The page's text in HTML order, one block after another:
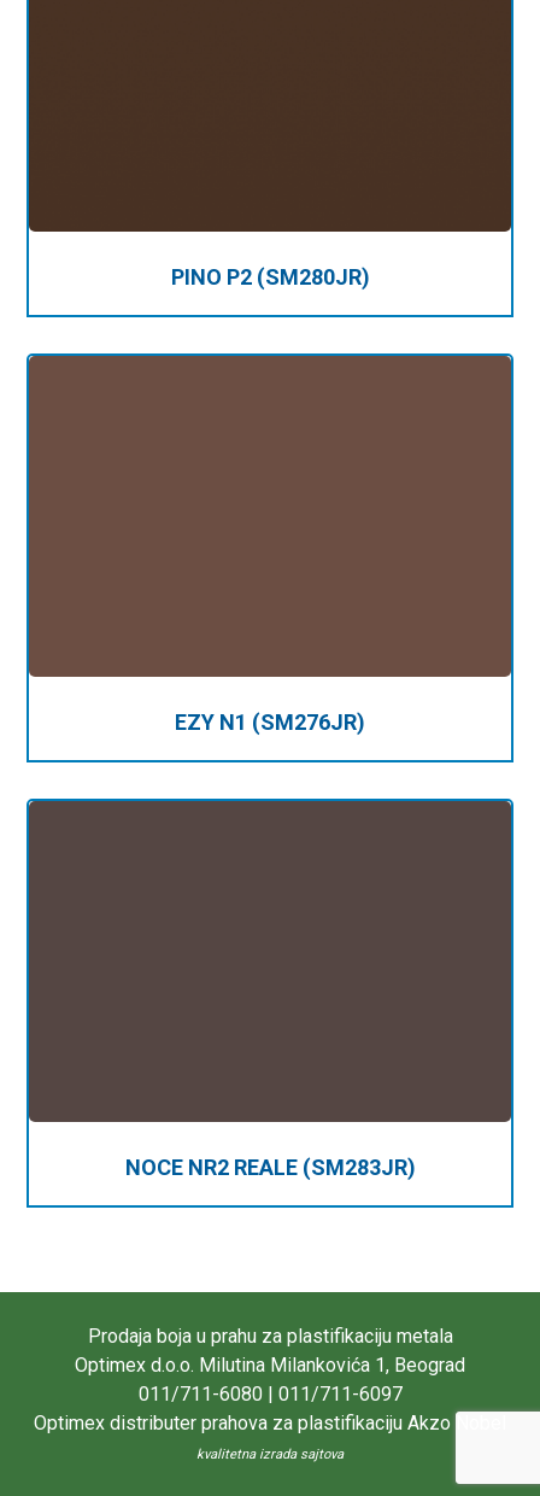
PINO P2 (SM280JR)
EZY N1 (SM276JR)
NOCE NR2 REALE (SM283JR)
Prodaja boja u prahu za plastifikaciju metala
Optimex d.o.o. Milutina Milankovića 1, Beograd
011/711-6080 | 011/711-6097
Optimex distributer prahova za plastifikaciju Akzo Nobel
kvalitetna izrada sajtova